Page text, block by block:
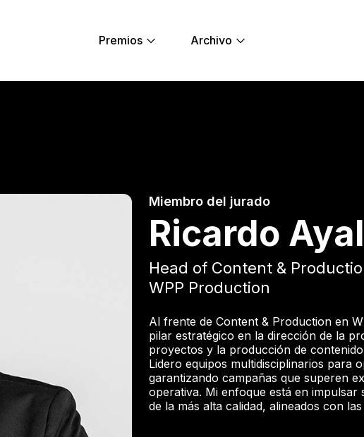
Premios
Archivo
Miembro del jurado
Ricardo
Head of Content &
WPP Production
Al frente de Content & Production en
pilar estratégico en la dirección de la
proyectos y la producción de
Lidero equipos multidisciplinarios para
garantizando campañas que superen
operativa. Mi enfoque está en
de la más alta calidad, alineados con